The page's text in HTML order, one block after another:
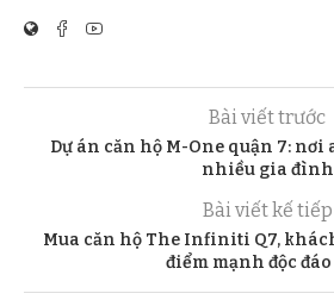
Bài viết trước
Dự án căn hộ M-One quận 7: nơi
nhiều gia đình
Bài viết kế tiếp
Mua căn hộ The Infiniti Q7,
điểm mạnh độc